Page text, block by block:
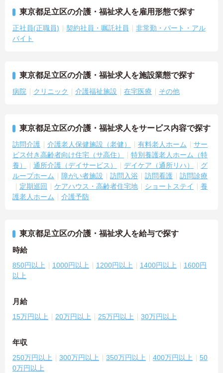
東京都足立区の介護・福祉求人を雇用形態で探す
正社員(正職員) 契約社員・嘱託社員
非常勤・パート・アル
バイト
東京都足立区の介護・福祉求人を施設業態で探す
病院 クリニック 介護福祉施設 在宅医療 その他
東京都足立区の介護・福祉求人をサービス内容で探す
訪問介護 介護老人保健施設（老健） 有料老人ホーム
サー
ビス付き高齢者向け住宅（サ高住）
特別養護老人ホーム（特
養）
通所介護（デイサービス） デイケア（通所リハ）
グ
ループホーム
障がい者施設 訪問入浴 訪問看護
訪問診療
定期巡回
ケアハウス・高齢者住宅地 ショートステイ
養
護老人ホーム
介護予防
東京都足立区の介護・福祉求人を給与で探す
時給
850円以上 1000円以上 1200円以上 1400円以上
1600円
以上
月給
15万円以上 20万円以上 25万円以上 30万円以上
年収
250万円以上 300万円以上 350万円以上 400万円以上
50
0万円以上